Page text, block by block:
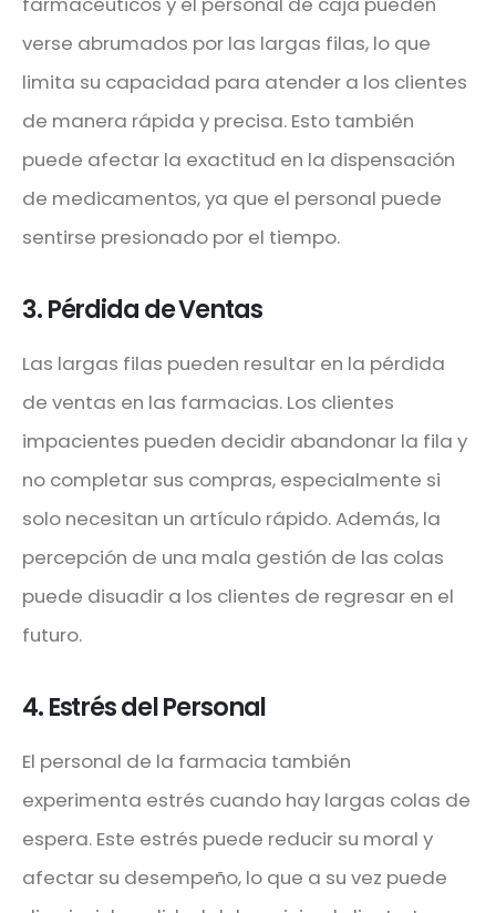
verse abrumados por las largas filas, lo que
limita su capacidad para atender a los clientes
de manera rápida y precisa. Esto también
puede afectar la exactitud en la dispensación
de medicamentos, ya que el personal puede
sentirse presionado por el tiempo.
3. Pérdida de Ventas
Las largas filas pueden resultar en la pérdida
de ventas en las farmacias. Los clientes
impacientes pueden decidir abandonar la fila y
no completar sus compras, especialmente si
solo necesitan un artículo rápido. Además, la
percepción de una mala gestión de las colas
puede disuadir a los clientes de regresar en el
futuro.
4. Estrés del Personal
El personal de la farmacia también
experimenta estrés cuando hay largas colas de
espera. Este estrés puede reducir su moral y
afectar su desempeño, lo que a su vez puede